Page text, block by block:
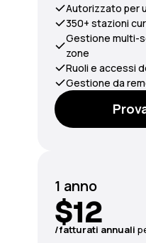
Autorizzato per
350+ stazioni
Gestione multi-
zone
Ruoli e accessi
Gestione da
1 anno
$12
/fatturati annuali